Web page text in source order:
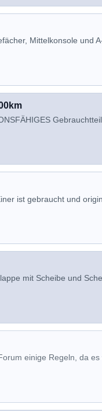
Mittelkonsole und
ist gebraucht und
mit Scheibe und
einige Regeln, da